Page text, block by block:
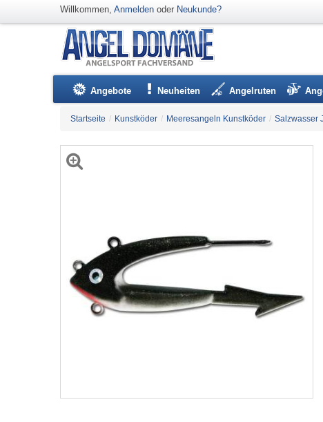
Willkommen, Anmelden oder Neukunde?
Angebote Neuheiten Angelruten
Startseite / Kunstköder / Meeresangeln Kunstköder / Salzwasser